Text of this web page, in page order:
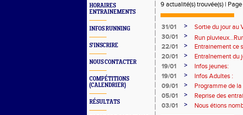
HORAIRES
ENTRAINEMENTS
INFOS RUNNING
S'INSCRIRE
NOUS CONTACTER
COMPÉTITIONS
(CALENDRIER)
RÉSULTATS
9 actualité(s) trouvée(s) | Page
31/01 >
Sortie du jour au
30/01
>
Run
22/01
>
Entrainement ce
20/01
>
Entraînement du
19/01
>
Infos jeunes:
19/01
>
Infos Adultes :
09/01
>
Programme de
05/01
>
Reprise des
03/01
> Nous étions